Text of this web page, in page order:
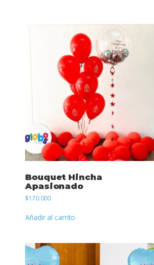
Bouquet Hincha
Apasionado
$170.000
Añadir al carrito